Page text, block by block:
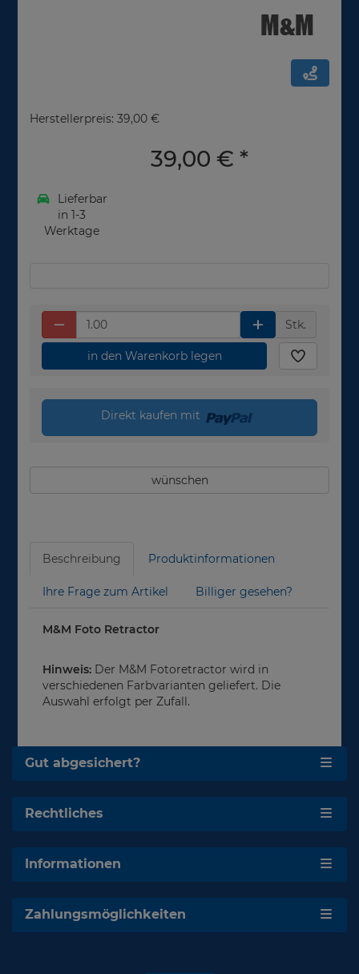
Herstellerpreis: 39,00 €
39,00 € *
Lieferbar
in 1-3
Werktage
Stk.
in den Warenkorb legen
Direkt kaufen mit
wünschen
Beschreibung Produktinformationen
Ihre Frage zum Artikel Billiger gesehen?
M&M Foto Retractor
Hinweis: Der M&M Fotoretractor wird in
verschiedenen Farbvarianten geliefert. Die
Auswahl erfolgt per Zufall.
Gut abgesichert?
Rechtliches
Informationen
Zahlungsmöglichkeiten